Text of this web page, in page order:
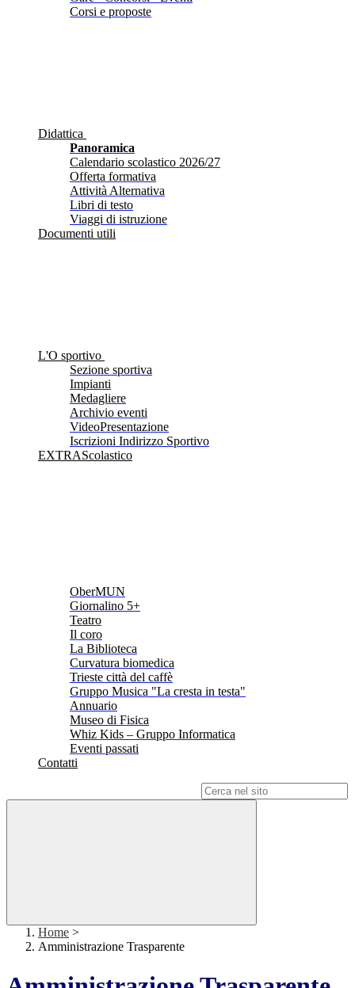
Corsi e proposte
Didattica
Panoramica
Calendario scolastico 2026/27
Offerta formativa
Attività Alternativa
Libri di testo
Viaggi di istruzione
Documenti utili
L'O sportivo
Sezione sportiva
Impianti
Medagliere
Archivio eventi
VideoPresentazione
Iscrizioni Indirizzo Sportivo
EXTRAScolastico
OberMUN
Giornalino 5+
Teatro
Il coro
La Biblioteca
Curvatura biomedica
Trieste città del caffè
Gruppo Musica "La cresta in testa"
Annuario
Museo di Fisica
Whiz Kids – Gruppo Informatica
Eventi passati
Contatti
Home >
Amministrazione Trasparente